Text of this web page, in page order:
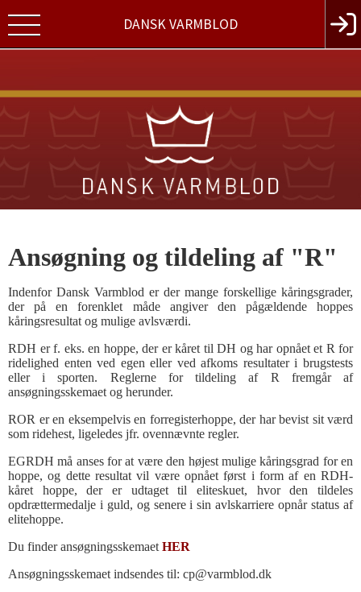
DANSK VARMBLOD
Ansøgning og tildeling af "R"
Indenfor Dansk Varmblod er der mange forskellige kåringsgrader,
der på en forenklet måde angiver den pågældende hoppes
kåringsresultat og mulige avlsværdi.
RDH er f. eks. en hoppe, der er kåret til DH og har opnået et R for
ridelighed enten ved egen eller ved afkoms resultater i brugstests
eller i sporten. Reglerne for tildeling af R fremgår af
ansøgningsskemaet og herunder.
ROR er en eksempelvis en forregisterhoppe, der har bevist sit værd
som ridehest, ligeledes jfr. ovennævnte regler.
EGRDH må anses for at være den højest mulige kåringsgrad for en
hoppe, og dette resultat vil være opnået først i form af en RDH-
kåret hoppe, der er udtaget til eliteskuet, hvor den tildeles
opdrættermedalje i guld, og senere i sin avlskarriere opnår status af
elitehoppe.
Du finder ansøgningsskemaet HER
Ansøgningsskemaet indsendes til: cp@varmblod.dk